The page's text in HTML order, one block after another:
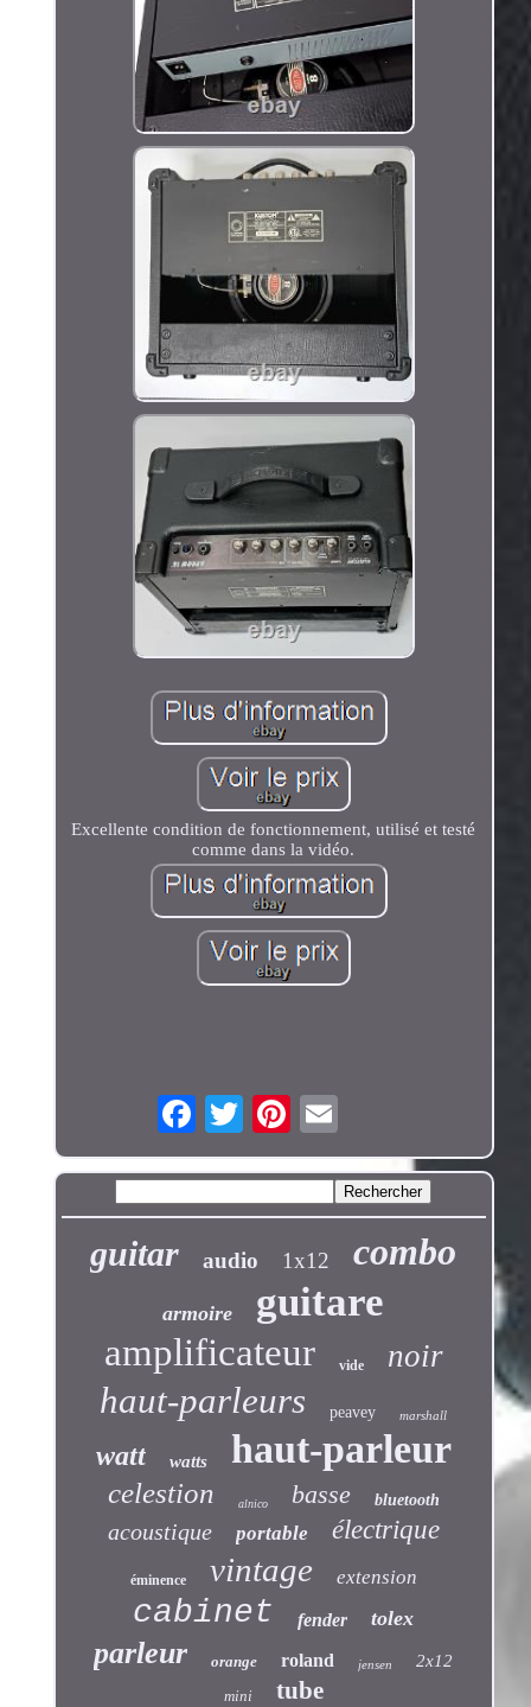
Excellente condition de fonctionnement, utilisé et testé
comme dans la vidéo.
guitar audio 1x12 combo
armoire guitare
amplificateur vide noir
haut-parleurs peavey marshall
watt watts haut-parleur
celestion alnico basse bluetooth
acoustique portable électrique
éminence vintage extension
cabinet fender tolex
parleur orange roland jensen 2x12
mini tube